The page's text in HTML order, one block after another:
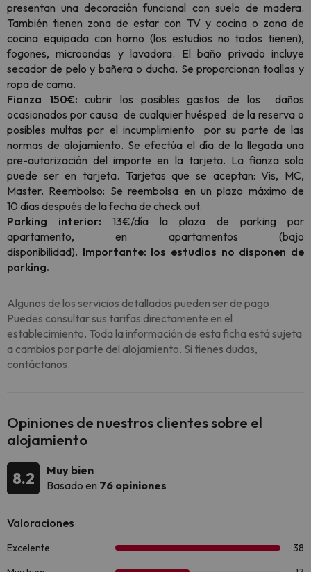
presentan una decoración funcional con suelo de madera.
También tienen zona de estar con TV y cocina o zona de
cocina equipada con horno (los estudios no todos tienen),
fogones, microondas y lavadora. El baño privado incluye
secador de pelo y bañera o ducha. Se proporcionan toallas y
ropa de cama.
Fianza 150€: cubrir los posibles gastos de los daños
ocasionados por causa de cualquier huésped de la reserva o
posibles multas por el incumplimiento por su parte de las
normas de alojamiento. Se efectúa el día de la llegada una
pre-autorización del importe en la tarjeta. La fianza solo
puede ser en tarjeta. Tarjetas que se aceptan: Vis, MC,
Master. Reembolso: Se reembolsa en un plazo máximo de
10 días después de la fecha de check out.
Parking interior: 13€/día la plaza de parking por
apartamento, en apartamentos (bajo
disponibilidad). Importante: los estudios no disponen de
parking.
Algunos de los servicios detallados pueden ser de pago.
Puedes consultar sus tarifas directamente en el
establecimiento. Toda la información de esta ficha está sujeta
a cambios por parte del alojamiento. Si tienes dudas,
contáctanos.
Opiniones de nuestros clientes sobre el
alojamiento
8.2
Muy bien
Basado en 76 opiniones